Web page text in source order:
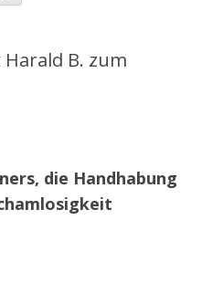
springen
B. zum
die Handhabung